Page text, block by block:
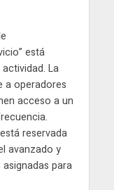
está
La
a operadores
acceso a un
reservada
avanzado y
para